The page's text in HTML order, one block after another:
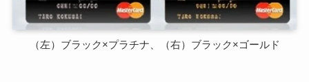
（左）ブラック×プラチナ、（右）ブラック×ゴールド